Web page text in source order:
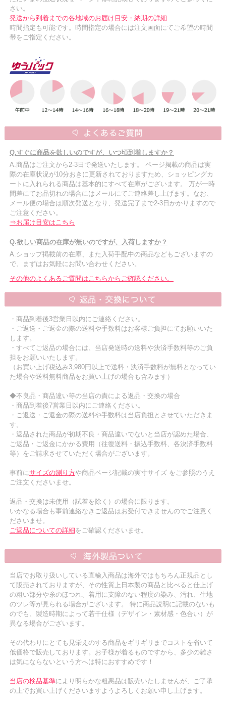
さい。
発送から到着までの各地域のお届け目安・納期の詳細
時間指定も可能です。時間指定の場合には注文画面にてご希望の時間
帯をご指定ください。
Q.すぐに商品を欲しいのですが、いつ頃到着しますか？
A.商品はご注文から2-3日で発送いたします。 ページ掲載の商品は実
際の在庫状況が10分おきに更新されておりますため、ショッピングカ
ートに入れられる商品は基本的にすべて在庫がございます。 万が一時
間差にてお品切れの場合にはメールにてご連絡差し上げます。なお、
メール便の場合は順次発送となり、発送完了まで2-3日かかりますので
ご注意ください。
⇒お届け目安はこちら
Q.欲しい商品の在庫が無いのですが、入荷しますか？
A.ショップ掲載前の在庫、また入荷手配中の商品などもございますの
で、まずはお気軽にお問い合わせください。
その他のよくあるご質問はこちらからご確認ください。
・商品到着後3営業日以内にご連絡ください。
・ご返送・ご返金の際の送料や手数料はお客様ご負担にてお願いいた
します。
・すべてご返品の場合には、当店発送時の送料や決済手数料等のご負
担をお願いいたします。
（お買い上げ税込み3,980円以上で送料・決済手数料が無料となってい
た場合や送料無料商品をお買い上げの場合も含みます）
◆不良品・商品違い等の当店の責による返品・交換の場合
・商品到着後7営業日以内にご連絡ください。
・ご返送・ご返金の際の送料や手数料は当店負担とさせていただきま
す。
・返品された商品が初期不良・商品違いでないと当店が認めた場合、
ご返品・ご返金にかかる費用（往復送料・振込手数料、各決済手数料
等）をご請求させていただく場合がございます。
事前にサイズの測り方や商品ページ記載の実寸サイズ をご参照のうえ
ご注文くださいませ。
返品・交換は未使用（試着を除く）の場合に限ります。
いかなる場合も事前連絡なきご返品はお受付できませんのでご注意く
ださいませ。
ご返品についての詳細をご確認くださいませ。
当店でお取り扱いしている直輸入商品は海外ではもちろん正規品とし
て販売されておりますが、その性質上日本製の商品と比べると仕上げ
の粗い部分や糸のほつれ、着用に支障のない程度の染み、汚れ、生地
のツレ等が見られる場合がございます。 特に商品説明に記載のないも
のでも、製造時期によって若干仕様（デザイン・素材感・色合い）が
異なる場合がございます。
その代わりにとても見栄えのする商品をギリギリまでコストを省いて
低価格で販売しております。お子様が着るものですから、多少の雑さ
は気にならないという方へは特におすすめです！
当店の検品基準により明らかな粗悪品は販売いたしませんが、ご了承
の上でお買い上げくださいますようよろしくお願い申し上げます。